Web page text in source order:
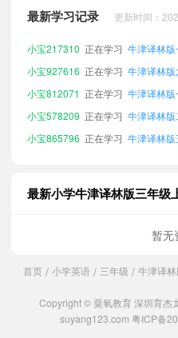
最新学习记录 更新时间：
小宝121356 正在学习 牛津译林版
小宝217310 正在学习 牛津译林
小宝927616 正在学习 牛津译林
小宝812071 正在学习 牛津译林
小宝578209 正在学习 牛津译林
小宝865796 正在学习 牛津译林
小宝202690
正在学习 牛津译林版
小宝648298 正在学习
牛津译林
小宝936794 正在学习 牛津译林
最新小学牛津译林版三年级
暂无
首页 / 小学英语 / 三年级 / 牛津译
Copyright © 粟氧教育 深圳育杰
suyang123.com 粤ICP备